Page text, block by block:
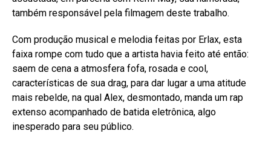
também responsável pela filmagem deste trabalho.
Com produção musical e melodia feitas por Erlax, esta
faixa rompe com tudo que a artista havia feito até então:
saem de cena a atmosfera fofa, rosada e cool,
características de sua drag, para dar lugar a uma atitude
mais rebelde, na qual Alex, desmontado, manda um rap
extenso acompanhado de batida eletrônica, algo
inesperado para seu público.